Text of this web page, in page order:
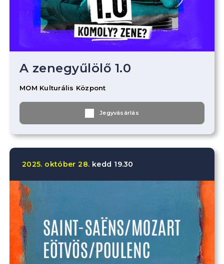
A zenegyűlölő 1.0
MOM Kulturális Központ
Jegyvásárlás
2025. október 28. kedd 19.30